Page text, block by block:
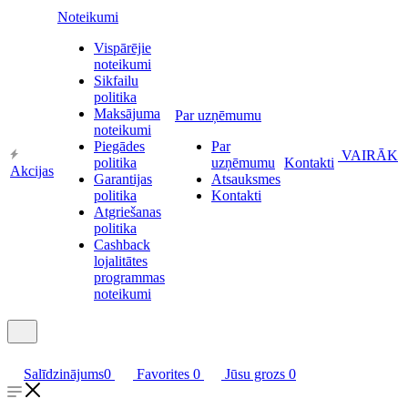
Akcijas
Noteikumi
Vispārējie
noteikumi
Sikfailu
politika
Maksājuma
noteikumi
Piegādes
politika
Garantijas
politika
Atgriešanas
politika
Cashback
lojalitātes
programmas
noteikumi
Par uzņēmumu
Par
uzņēmumu
Atsauksmes
Kontakti
Kontakti VAIRĀK
Salīdzinājums0 Favorites 0 Jūsu grozs 0